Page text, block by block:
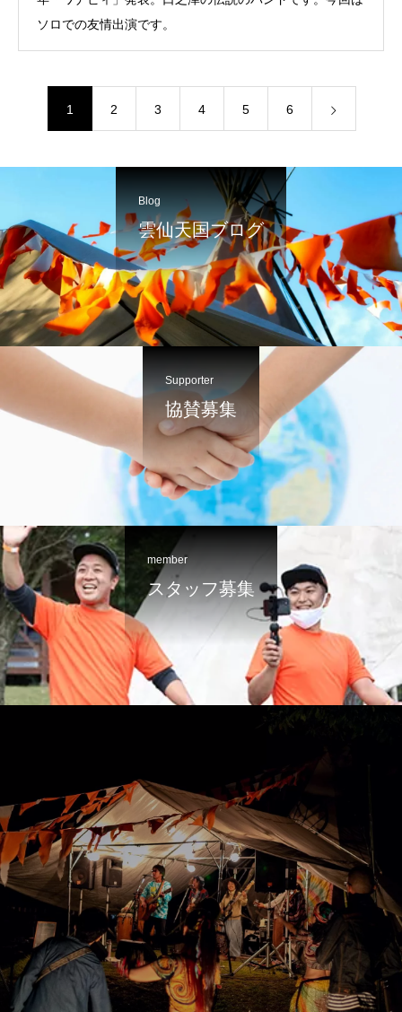
ソロでの友情出演です。
1 2 3 4 5 6
Blog
雲仙天国ブログ
Supporter
協賛募集
member
スタッフ募集